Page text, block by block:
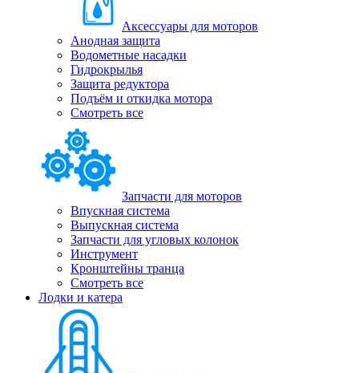
Аксессуары для моторов
Анодная защита
Водометные насадки
Гидрокрылья
Защита редуктора
Подъём и откидка мотора
Смотреть все
Запчасти для моторов
Впускная система
Выпускная система
Запчасти для угловых колонок
Инструмент
Кронштейны транца
Смотреть все
Лодки и катера